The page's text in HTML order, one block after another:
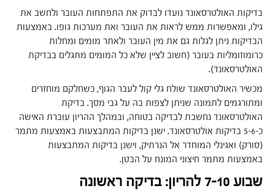
בדיקות האולטרסאונד נועדו לבדוק את התפתחות העובר ולחשב את
גילו, ומאפשרות ממש לראות את העובר ואת מערכות גופו. באמצעות
הבדיקות ניתן לגלות גם את מין העובר ולאתר מומים ומחלות
כרומוזומליות בעובר (חשוב לציין שלא כל המומים מתגלים בבדיקת
האולטרסאונד).
מכשיר האולטרסאונד שולח גלי קול לעבר הגוף, כשחלקם מוחזרים
ומתורגמים לתמונה שניתן לצפות בה על גבי מסך. בדיקת
האולטרסאונד נחשבת לבדיקה בטוחה, ובמהלך ההריון עוברת האישה
כ-5-6 בדיקות אולטרסאונד. ישנן בדיקות המתבצעות באמצעות מתמר
(סורק) ואגינלי המוחדר אל הנרתיק, וישנן בדיקות המתבצעות
באמצעות מתמר חיצוני המונח על הבטן.
שבוע 7-10 להריון: בדיקה ראשונה